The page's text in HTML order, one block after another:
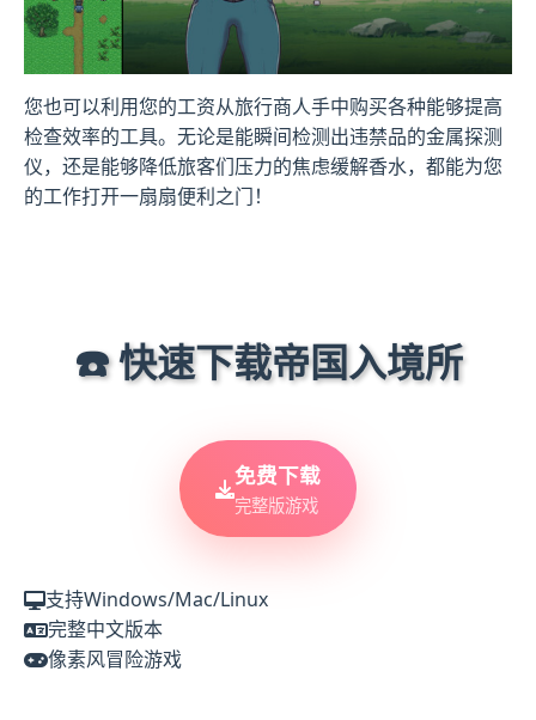
您也可以利用您的工资从旅行商人手中购买各种能够提高
检查效率的工具。无论是能瞬间检测出违禁品的金属探测
仪，还是能够降低旅客们压力的焦虑缓解香水，都能为您
的工作打开一扇扇便利之门！
☎️ 快速下载帝国入境所
免费下载
完整版游戏
支持Windows/Mac/Linux
完整中文版本
像素风冒险游戏